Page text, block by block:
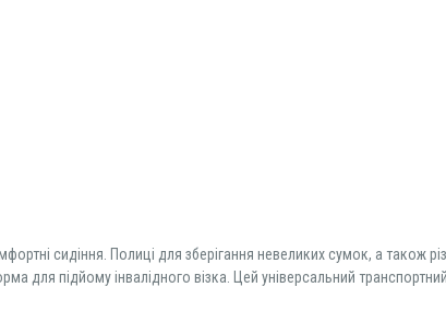
сидіння. Полиці для зберігання невеликих сумок, а
для підйому інвалідного візка. Цей універсальний